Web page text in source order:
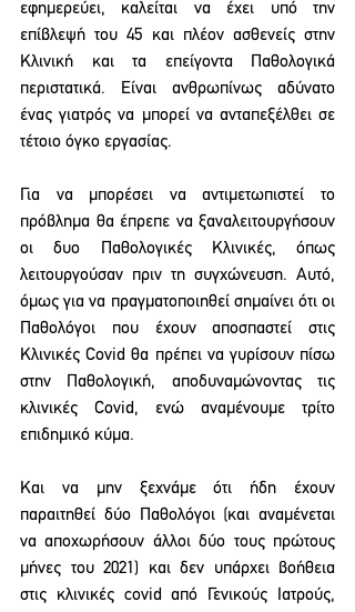
εφημερεύει, καλείται να έχει υπό την
επίβλεψή του 45 και πλέον ασθενείς στην
Κλινική και τα επείγοντα Παθολογικά
περιστατικά. Είναι ανθρωπίνως αδύνατο
ένας γιατρός να μπορεί να ανταπεξέλθει σε
τέτοιο όγκο εργασίας.
Για να μπορέσει να αντιμετωπιστεί το
πρόβλημα θα έπρεπε να ξαναλειτουργήσουν
οι δυο Παθολογικές Κλινικές, όπως
λειτουργούσαν πριν τη συγχώνευση. Αυτό,
όμως για να πραγματοποιηθεί σημαίνει ότι οι
Παθολόγοι που έχουν αποσπαστεί στις
Κλινικές Covid θα πρέπει να γυρίσουν πίσω
στην Παθολογική, αποδυναμώνοντας τις
κλινικές Covid, ενώ αναμένουμε τρίτο
επιδημικό κύμα.
Και να μην ξεχνάμε ότι ήδη έχουν
παραιτηθεί δύο Παθολόγοι (και αναμένεται
να αποχωρήσουν άλλοι δύο τους πρώτους
μήνες του 2021) και δεν υπάρχει βοήθεια
στις κλινικές covid από Γενικούς Ιατρούς,